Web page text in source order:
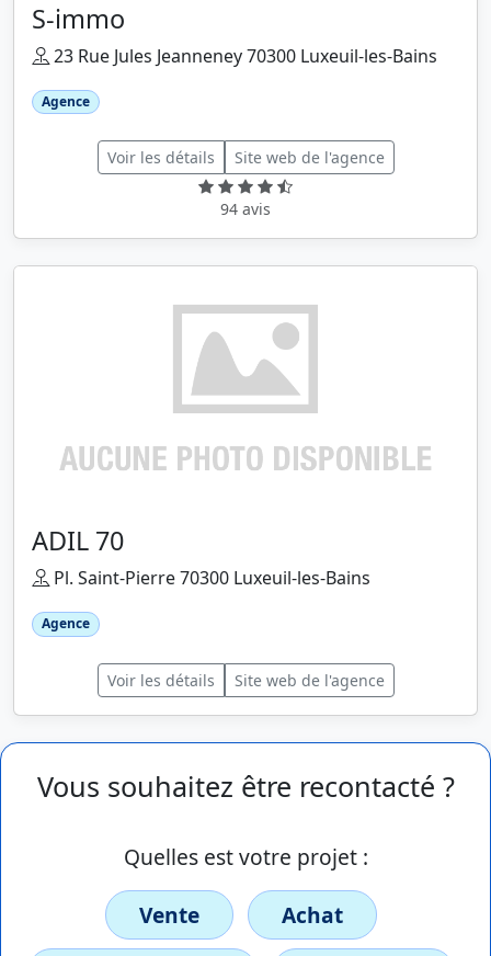
S-immo
23 Rue Jules Jeanneney 70300 Luxeuil-les-Bains
Agence
Voir les détails Site web de l'agence
94 avis
ADIL 70
Pl. Saint-Pierre 70300 Luxeuil-les-Bains
Agence
Voir les détails Site web de l'agence
Vous souhaitez être recontacté ?
Quelles est votre projet :
Vente
Achat